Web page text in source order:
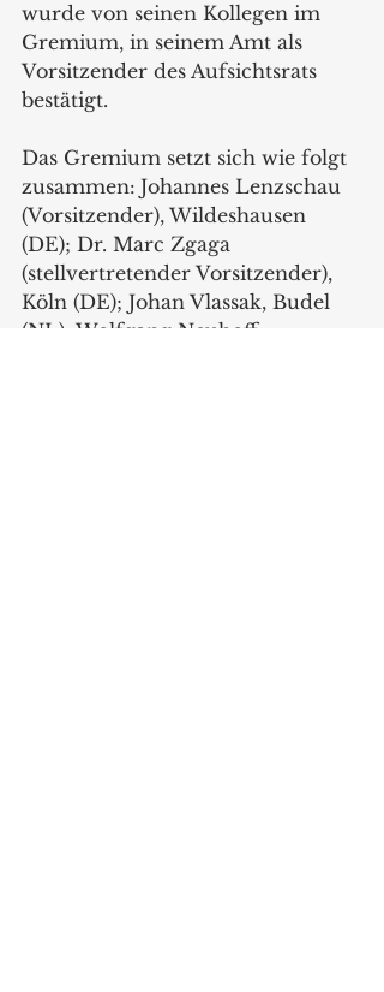
wurde von seinen Kollegen im
Gremium, in seinem Amt als
Vorsitzender des Aufsichtsrats
bestätigt.
Das Gremium setzt sich wie folgt
zusammen: Johannes Lenzschau
(Vorsitzender), Wildeshausen
(DE); Dr. Marc Zgaga
(stellvertretender Vorsitzender),
Köln (DE); Johan Vlassak, Budel
(NL); Wolfgang Neuhoff,